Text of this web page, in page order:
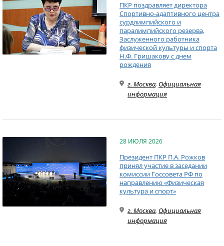
ПКР поздравляет директора
Спортивно-адаптивного центра
сурдлимпийского и
паралимпийского резерва,
Заслуженного работника
физической культуры и спорта
Н.Ф. Гришакову с днем
рождения
г. Москва, Официальная
информация
28 ИЮЛЯ 2026
Президент ПКР П.А. Рожков
принял участие в заседании
комиссии Госсовета РФ по
направлению «Физическая
культура и спорт»
г. Москва, Официальная
информация